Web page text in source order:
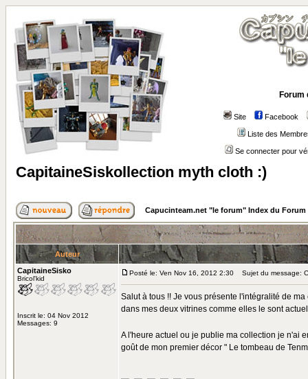
Forum
Site Facebook
Liste des
Se connecter pour
CapitaineSiskollection myth cloth :)
Capucinteam.net "le forum" Index du Forum
Auteur
CapitaineSisko
Bricol'kid
Inscrit le: 04 Nov 2012
Messages: 9
Posté le: Ven Nov 16, 2012 2:30 Sujet du message:
Salut à tous !! Je vous présente l'intégralité de
dans mes deux vitrines comme elles le sont
A l'heure actuel ou je publie ma collection je n'ai
goût de mon premier décor " Le tombeau de